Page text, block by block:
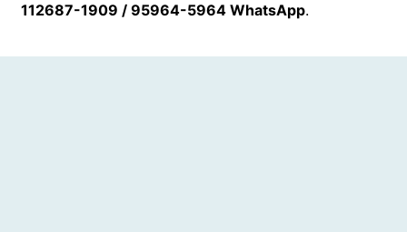
112687-1909 / 95964-5964 WhatsApp.